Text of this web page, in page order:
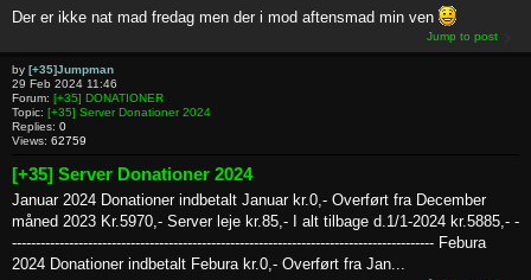
Der er ikke nat mad fredag men der i mod aftensmad min ven
Jump to post
by [+35]Jumpman
29 Feb 2024 11:46
Forum: [+35] DONATIONER
Topic: [+35] Server Donationer 2024
Replies: 0
Views: 62759
[+35] Server Donationer 2024
Januar 2024 Donationer indbetalt Januar kr.0,- Overført fra December
måned 2023 Kr.5970,- Server leje kr.85,- I alt tilbage d.1/1-2024 kr.5885,- -
----------------------------------------------------------------------------------------- Febura
2024 Donationer indbetalt Febura kr.0,- Overført fra Jan...